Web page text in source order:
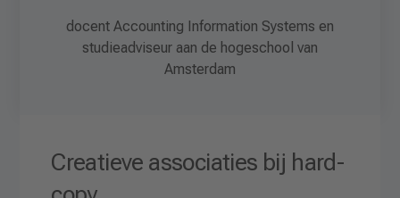
docent Accounting Information Systems en
studieadviseur aan de hogeschool van
Amsterdam
Creatieve associaties bij hard-